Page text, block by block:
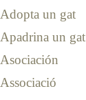
Adopta un gat
Apadrina un gat
Asociación
Associació